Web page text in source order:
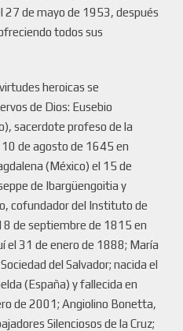
27 de mayo de 1953, después
todos sus
heroicas se
de Dios: Eusebio
sacerdote profeso de la
10 de agosto de 1645 en
(México) el 15 de
de Ibargüengoitia y
cofundador del Instituto de
8 de septiembre de 1815 en
el 31 de enero de 1888; María
del Salvador; nacida el
(España) y fallecida en
de 2001; Angiolino Bonetta,
Silenciosos de la Cruz;